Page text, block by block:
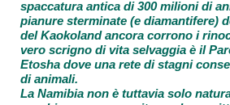
spaccatura antica di 300 milioni di
pianure sterminate (e diamantifere)
del Kaokoland ancora corrono i
vero scrigno di vita selvaggia è il
Etosha dove una rete di stagni
di animali.
La Namibia non è tuttavia solo